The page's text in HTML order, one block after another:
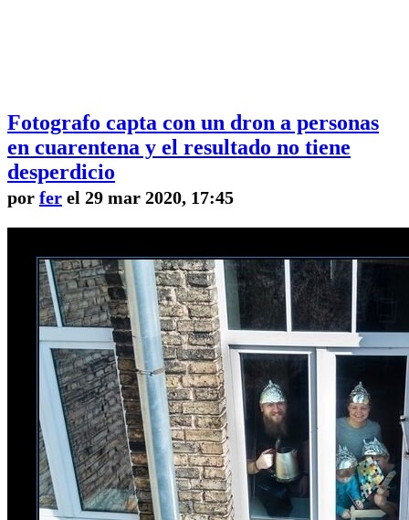
Fotografo capta con un dron a personas
en cuarentena y el resultado no tiene
desperdicio
por fer el 29 mar 2020, 17:45